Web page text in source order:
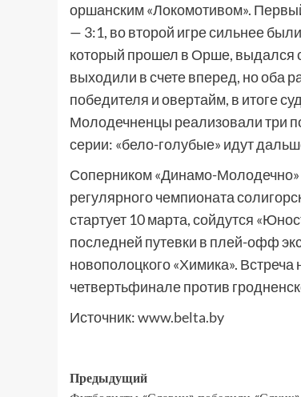
оршанским «Локомотивом».
— 3:1, во второй игре сильнее
который прошел в Орше, выдался
выходили в счете вперед, но оба
победителя и овертайм, в итоге
Молодечненцы реализовали три
серии: «бело-голубые» идут
Соперником «Динамо-Молодечно»
регулярного чемпионата
стартует 10 марта, сойдутся
последней путевки в плей-офф
новополоцкого «Химика». Встреча
четвертьфинале против
Источник:www.belta.by
Предыдущий